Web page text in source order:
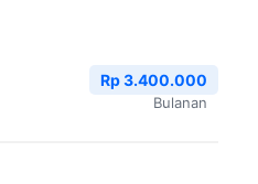
Rp 3.400.000
Bulanan